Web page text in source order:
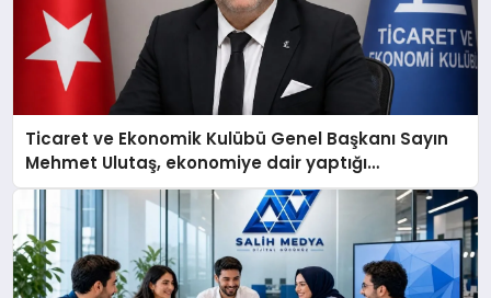
Ticaret ve Ekonomik Kulübü Genel Başkanı Sayın
Mehmet Ulutaş, ekonomiye dair yaptığı
açıklamada şunları kaydetti: